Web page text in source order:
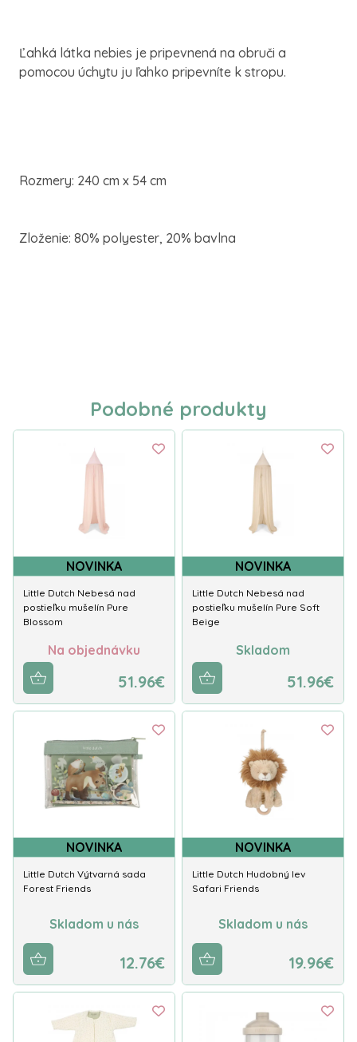
Ľahká látka nebies je pripevnená na obruči a
pomocou úchytu ju ľahko pripevníte k stropu.
Rozmery: 240 cm x 54 cm
Zloženie: 80% polyester, 20% bavlna
Podobné produkty
NOVINKA
Little Dutch Nebesá nad
postieľku mušelín Pure
Blossom
Na objednávku
51.96€
NOVINKA
Little Dutch Nebesá nad
postieľku mušelín Pure Soft
Beige
Skladom
51.96€
NOVINKA
Little Dutch Výtvarná sada
Forest Friends
Skladom u nás
12.76€
NOVINKA
Little Dutch Hudobný lev
Safari Friends
Skladom u nás
19.96€